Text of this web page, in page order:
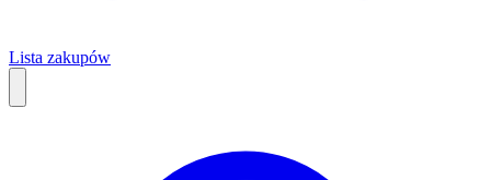
Lista zakupów